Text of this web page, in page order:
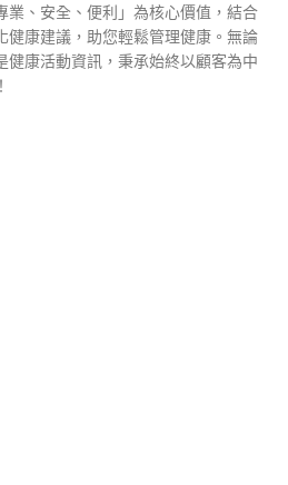
業、安全、便利」為核心價值，結合
健康建議，助您輕鬆管理健康。無論
健康活動資訊，秉承始終以顧客為中